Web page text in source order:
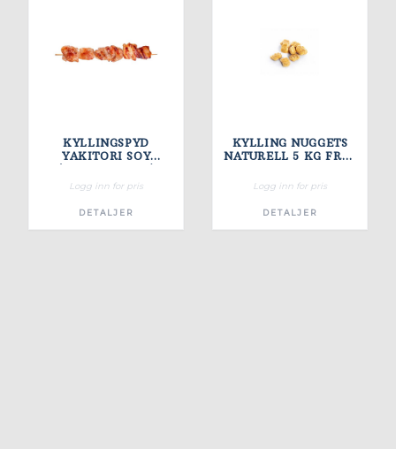
KYLLINGSPYD
YAKITORI SOY
Logg inn for pris
DETALJER
KYLLING NUGGETS
NATURELL 5 KG FRYS
Logg inn for pris
DETALJER